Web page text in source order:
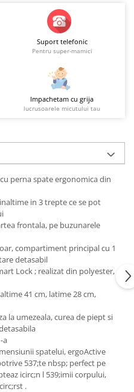
Suport telefonic
Pentru super-mamici
Impachetam cu grija
lucrusoarele micutului tau
perna spate ergonomica din
in 3 trepte ce se pot
frontala, pe buzunarele
compartiment principal cu 1
detasabil
Lock ; realizat din polyester,
41 cm, latime 28 cm,
la umezeala, curea de piept si
a
spatelui, ergoActive
537;te nbsp; perfect pe
icirc;n l 539;imii corpului,
.